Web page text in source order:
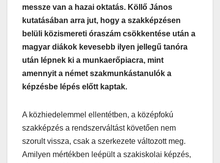
messze van a hazai oktatás. Köllő János
kutatásában arra jut, hogy a szakképzésen
belüli közismereti óraszám csökkentése után a
magyar diákok kevesebb ilyen jellegű tanóra
után lépnek ki a munkaerőpiacra, mint
amennyit a német szakmunkástanulók a
képzésbe lépés előtt kaptak.
A közhiedelemmel ellentétben, a középfokú
szakképzés a rendszerváltást követően nem
szorult vissza, csak a szerkezete változott meg.
Amilyen mértékben leépült a szakiskolai képzés,